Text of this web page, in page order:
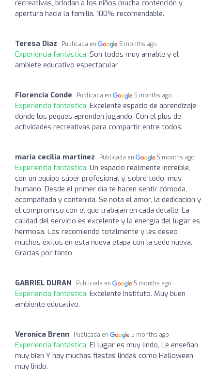
recreativas, brindan a los niños mucha contención y
apertura hacia la familia. 100% recomendable.
Teresa Diaz Publicada en 5 months ago
Experiencia fantástica: Son todos muy amable y el
ambiete educativo espectacular
Florencia Conde Publicada en 5 months ago
Experiencia fantástica: Excelente espacio de aprendizaje
donde los peques aprenden jugando. Con el plus de
actividades recreativas para compartir entre todos.
maria cecilia martinez Publicada en 5 months ago
Experiencia fantástica: Un espacio realmente increíble,
con un equipo súper profesional y, sobre todo, muy
humano. Desde el primer día te hacen sentir cómoda,
acompañada y contenida. Se nota el amor, la dedicación y
el compromiso con el que trabajan en cada detalle. La
calidad del servicio es excelente y la energía del lugar es
hermosa. Los recomiendo totalmente y les deseo
muchos éxitos en esta nueva etapa con la sede nueva.
Gracias por tanto
GABRIEL DURAN Publicada en 5 months ago
Experiencia fantástica: Excelente Instituto. Muy buen
ambiente educativo.
Veronica Brenn Publicada en 5 months ago
Experiencia fantástica: El lugar es muy lindo, Le enseñan
muy bien Y hay muchas fiestas lindas como Halloween
muy lindo.